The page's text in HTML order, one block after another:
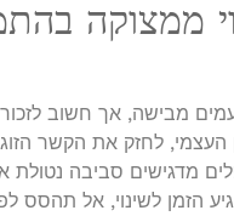
ממצוקה
מבישה, אך חשוב
לחזק את הקשר
מדגישים סביבה נטולת
לשינוי, אל תהסס